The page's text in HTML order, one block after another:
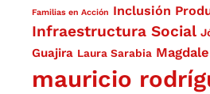
Familias en Acción Inclusión
Infraestructura Social
Guajira Laura Sarabia
mauricio